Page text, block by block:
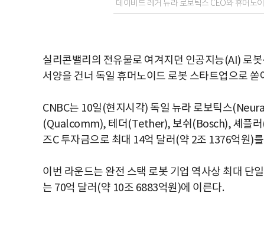
데이비드 레거 뉴라 로보틱스 CEO와 휴머노
실리콘밸리의 전유물로 여겨지던 인공지능(AI) 로
서양을 건너 독일 휴머노이드 로봇 스타트업으로 쏟
CNBC는 10일(현지시각) 독일 뉴라 로보틱스
(Qualcomm), 테더(Tether), 보쉬(Bosch), 셰플러
즈C 투자금으로 최대 14억 달러(약 2조 1376억원)
이번 라운드는 완전 스택 로봇 기업 역사상 최대 단
는 70억 달러(약 10조 6883억원)에 이른다.